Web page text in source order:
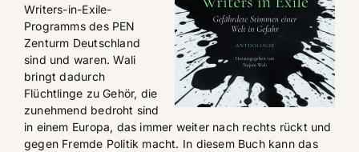
Writers-in-Exile-
Programms des PEN
Zenturm Deutschland
sind und waren. Wali
bringt dadurch
Flüchtlinge zu Gehör, die
zunehmend bedroht sind
in einem Europa, das immer weiter nach rechts rückt und
gegen Fremde Politik macht. In diesem Buch kann das